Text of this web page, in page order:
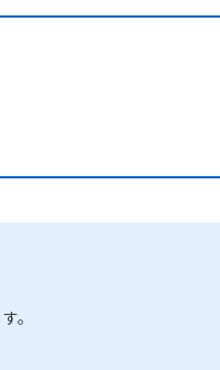
。